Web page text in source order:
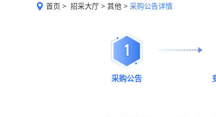
首页 > 招采大厅 > 其他 > 采购公告详情
1
采购公告